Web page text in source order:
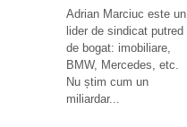
Adrian Marciuc este un
lider de sindicat putred
de bogat: imobiliare,
BMW, Mercedes, etc.
Nu știm cum un
miliardar...